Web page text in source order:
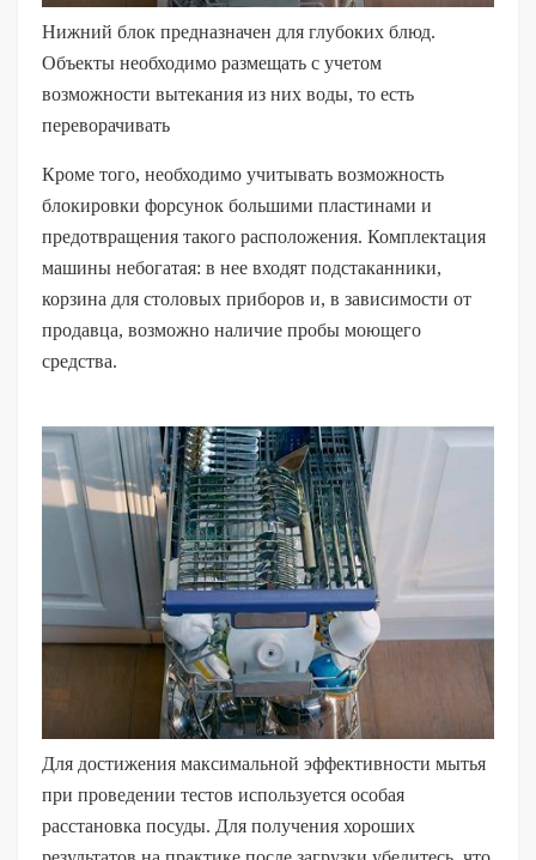
Нижний блок предназначен для глубоких блюд.
Объекты необходимо размещать с учетом
возможности вытекания из них воды, то есть
переворачивать
Кроме того, необходимо учитывать возможность
блокировки форсунок большими пластинами и
предотвращения такого расположения. Комплектация
машины небогатая: в нее входят подстаканники,
корзина для столовых приборов и, в зависимости от
продавца, возможно наличие пробы моющего
средства.
Для достижения максимальной эффективности мытья
при проведении тестов используется особая
расстановка посуды. Для получения хороших